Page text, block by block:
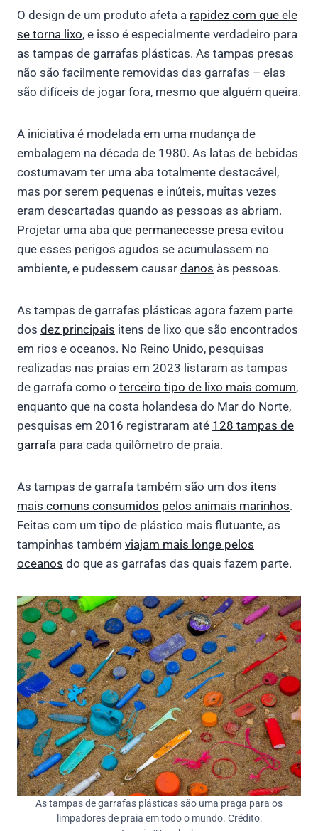
O design de um produto afeta a rapidez com que ele
se torna lixo, e isso é especialmente verdadeiro para
as tampas de garrafas plásticas. As tampas presas
não são facilmente removidas das garrafas – elas
são difíceis de jogar fora, mesmo que alguém queira.
A iniciativa é modelada em uma mudança de
embalagem na década de 1980. As latas de bebidas
costumavam ter uma aba totalmente destacável,
mas por serem pequenas e inúteis, muitas vezes
eram descartadas quando as pessoas as abriam.
Projetar uma aba que permanecesse presa evitou
que esses perigos agudos se acumulassem no
ambiente, e pudessem causar danos às pessoas.
As tampas de garrafas plásticas agora fazem parte
dos dez principais itens de lixo que são encontrados
em rios e oceanos. No Reino Unido, pesquisas
realizadas nas praias em 2023 listaram as tampas
de garrafa como o terceiro tipo de lixo mais comum,
enquanto que na costa holandesa do Mar do Norte,
pesquisas em 2016 registraram até 128 tampas de
garrafa para cada quilômetro de praia.
As tampas de garrafa também são um dos itens
mais comuns consumidos pelos animais marinhos.
Feitas com um tipo de plástico mais flutuante, as
tampinhas também viajam mais longe pelos
oceanos do que as garrafas das quais fazem parte.
As tampas de garrafas plásticas são uma praga para os
limpadores de praia em todo o mundo. Crédito: